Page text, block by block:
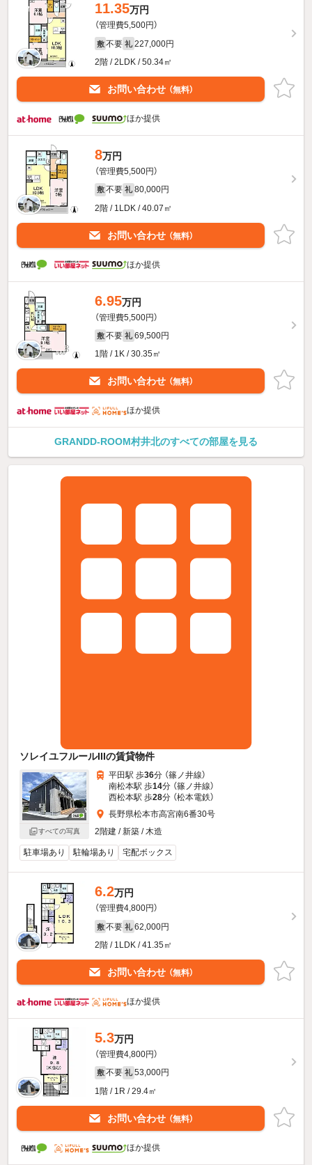
11.35万円
（管理費5,500円）
敷 不要 礼 227,000円
2階 / 2LDK / 50.34㎡
お問い合わせ （無料）
ほか提供
8万円
（管理費5,500円）
敷 不要 礼 80,000円
2階 / 1LDK / 40.07㎡
お問い合わせ （無料）
ほか提供
6.95万円
（管理費5,500円）
敷 不要 礼 69,500円
1階 / 1K / 30.35㎡
お問い合わせ （無料）
ほか提供
GRANDD-ROOM村井北のすべての部屋を見る
ソレイユフルールIIIの賃貸物件
すべての写真
平田駅 歩36分 （篠ノ井線）
南松本駅 歩14分 （篠ノ井線）
西松本駅 歩28分 （松本電鉄）
長野県松本市高宮南6番30号
2階建 / 新築 / 木造
駐車場あり 駐輪場あり 宅配ボックス
6.2万円
（管理費4,800円）
敷 不要 礼 62,000円
2階 / 1LDK / 41.35㎡
お問い合わせ （無料）
ほか提供
5.3万円
（管理費4,800円）
敷 不要 礼 53,000円
1階 / 1R / 29.4㎡
お問い合わせ （無料）
ほか提供